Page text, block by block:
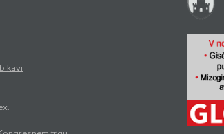
kavi